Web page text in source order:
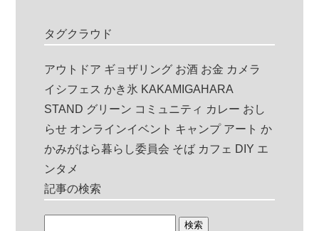
タグクラウド
アウトドア ギョザリング お酒 お金 カメラ
イシフェス かき氷 KAKAMIGAHARA
STAND グリーン コミュニティ カレー おし
らせ オンラインイベント キャンプ アート か
かみがはら暮らし委員会 そば カフェ DIY エ
ンタメ
記事の検索